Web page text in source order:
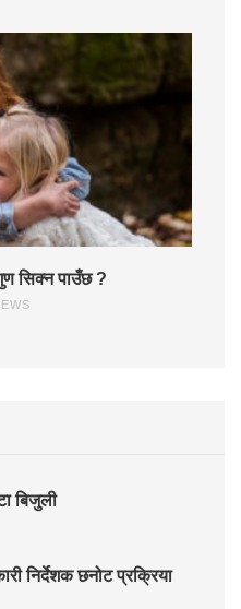
सिक्न पाउँछ ?
बिजुली
निर्देशक छनोट प्रक्रिया